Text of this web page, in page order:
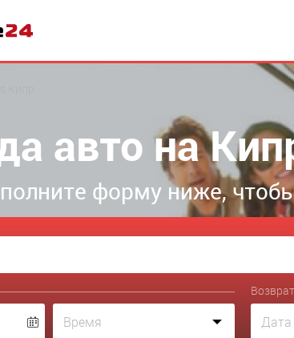
авто на
форму ниже,
Возврат